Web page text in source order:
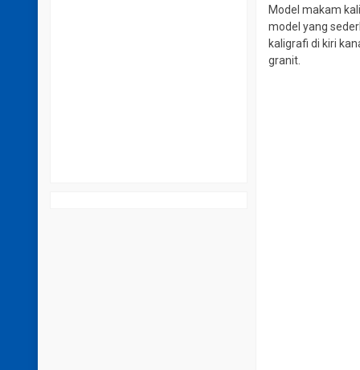
Model makam
model yang
kaligrafi di kiri
granit.